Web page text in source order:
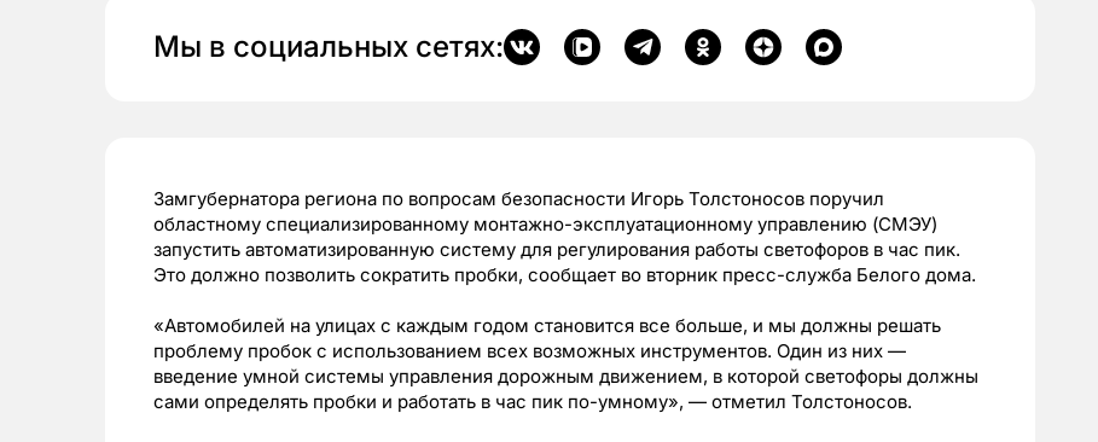
Мы в социальных сетях:
Замгубернатора региона по вопросам безопасности Игорь Толстоносов поручил
областному специализированному монтажно-эксплуатационному управлению (СМЭУ)
запустить автоматизированную систему для регулирования работы светофоров в час пик.
Это должно позволить сократить пробки, сообщает во вторник пресс-служба Белого дома.
«Автомобилей на улицах с каждым годом становится все больше, и мы должны решать
проблему пробок с использованием всех возможных инструментов. Один из них —
введение умной системы управления дорожным движением, в которой светофоры должны
сами определять пробки и работать в час пик по-умному», — отметил Толстоносов.